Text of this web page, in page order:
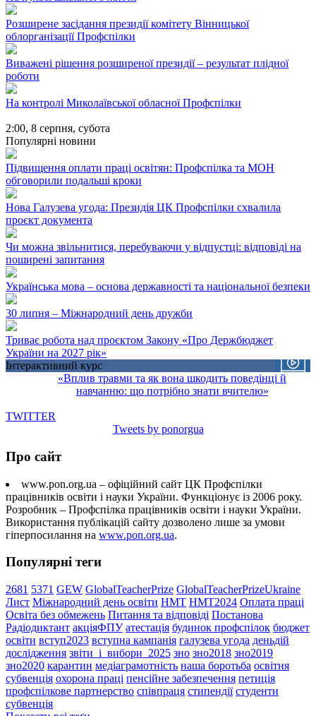
Розширене засідання президії комітету Вінницької
облорганізації Профспілки
Виважені рішення розширеної президії – результат плідної
роботи
На контролі Миколаївської обласної Профспілки
2:00, 8 серпня, субота
Популярні новини
Підвищення оплати праці освітян: Профспілка та МОН
обговорили подальші кроки
Нова Галузева угода: Президія ЦК Профспілки схвалила
проєкт документа
Чи можна звільнитися, перебуваючи у відпустці: відповіді на
поширені запитання
Українська мова – основа державності та національної безпеки
30 липня – Міжнародний день дружби
Триває робота над проєктом Закону «Про Держбюджет
України на 2027 рік»
Інтерактивний курс
«Вплив травми та як вона шкодить поведінці й
навчанню: що потрібно знати вчителю»
TWITTER
Tweets by ponorgua
Про сайт
www.pon.org.ua – офіційний сайт ЦК Профспілки
працівників освіти і науки України. Функціонує із 2006 року.
Розробник – Профспілка працівників освіти і науки України.
Використання публікацій сайту дозволено лише за умови
гіперпосилання на www.pon.org.ua.
Популярні теги
2681 5371 GEW GlobalTeacherPrize GlobalTeacherPrizeUkraine
Лист Міжнародний день освіти НМТ НМТ2024 Оплата праці
Освіта без обмежень Питання та відповіді Постанова
Радіодиктант акціяФПУ атестація будинок профспілок бюджет
освіти вступ2023 вступна кампанія галузева угода деньдій
дослідження звіти_і_вибори_2025 зно зно2018 зно2019
зно2020 карантин медіаграмотність наша боротьба освітня
субвенція охорона праці пенсійне забезпечення петиція
профспілкове партнерство співпраця стипендії студенти
субвенція